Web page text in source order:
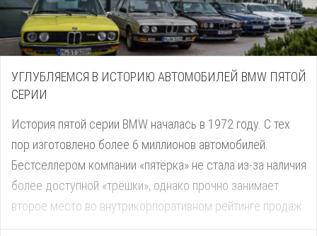
УГЛУБЛЯЕМСЯ В ИСТОРИЮ АВТОМОБИЛЕЙ BMW ПЯТОЙ
СЕРИИ
История пятой серии BMW началась в 1972 году. С тех
пор изготовлено более 6 миллионов автомобилей.
Бестселлером компании «пятёрка» не стала из-за наличия
более доступной «трёшки», однако прочно занимает
второе место во внутрикорпоративном рейтинге продаж.